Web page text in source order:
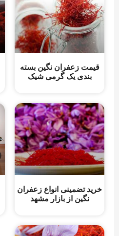
قیمت زعفران نگین بسته
بندی یک گرمی شیک
خرید تضمینی انواع زعفران
نگین از بازار مشهد